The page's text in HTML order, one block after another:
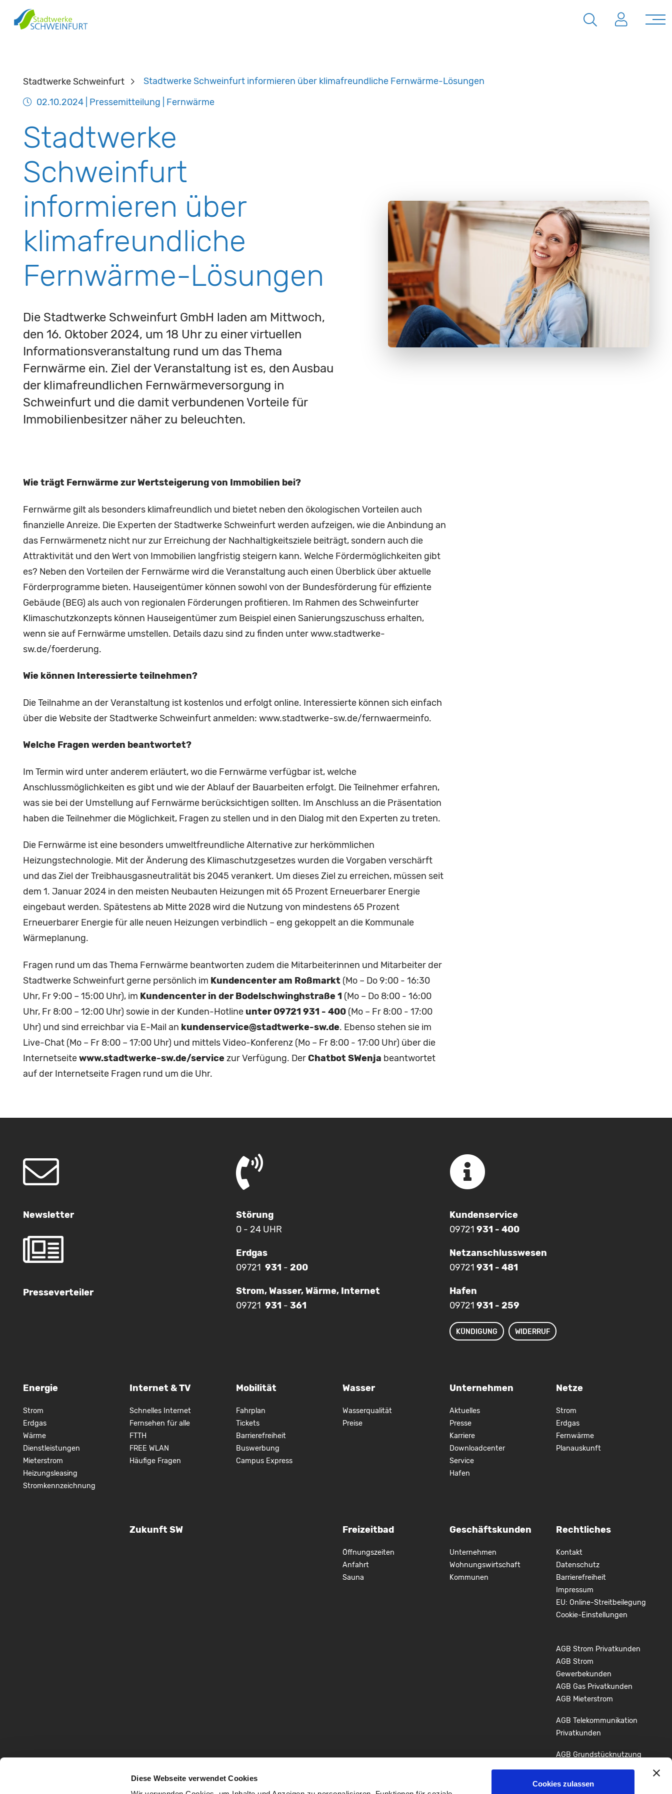
Diese Webseite verwendet Cookies
Cookies zulassen
Stadtwerke Schweinfurt
Stadtwerke Schweinfurt informieren über klimafreundliche Fernwärme-Lösungen
02.10.2024| Pressemitteilung | Fernwärme
Stadtwerke
Schweinfurt
informieren über
klimafreundliche
Fernwärme-Lösungen
Die Stadtwerke Schweinfurt GmbH laden am Mittwoch,
den 16. Oktober 2024, um 18 Uhr zu einer virtuellen
Informationsveranstaltung rund um das Thema
Fernwärme ein. Ziel der Veranstaltung ist es, den Ausbau
der klimafreundlichen Fernwärmeversorgung in
Schweinfurt und die damit verbundenen Vorteile für
Immobilienbesitzer näher zu beleuchten.
Wie trägt Fernwärme zur Wertsteigerung von Immobilien bei?
Fernwärme gilt als besonders klimafreundlich und bietet neben den ökologischen Vorteilen auch
finanzielle Anreize. Die Experten der Stadtwerke Schweinfurt werden aufzeigen, wie die Anbindung an
das Fernwärmenetz nicht nur zur Erreichung der Nachhaltigkeitsziele beiträgt, sondern auch die
Attraktivität und den Wert von Immobilien langfristig steigern kann. Welche Fördermöglichkeiten gibt
es? Neben den Vorteilen der Fernwärme wird die Veranstaltung auch einen Überblick über aktuelle
Förderprogramme bieten. Hauseigentümer können sowohl von der Bundesförderung für effiziente
Gebäude (BEG) als auch von regionalen Förderungen profitieren. Im Rahmen des Schweinfurter
Klimaschutzkonzepts können Hauseigentümer zum Beispiel einen Sanierungszuschuss erhalten,
wenn sie auf Fernwärme umstellen. Details dazu sind zu finden unter www.stadtwerke-
sw.de/foerderung.
Wie können Interessierte teilnehmen?
Die Teilnahme an der Veranstaltung ist kostenlos und erfolgt online. Interessierte können sich einfach
über die Website der Stadtwerke Schweinfurt anmelden: www.stadtwerke-sw.de/fernwaermeinfo.
Welche Fragen werden beantwortet?
Im Termin wird unter anderem erläutert, wo die Fernwärme verfügbar ist, welche
Anschlussmöglichkeiten es gibt und wie der Ablauf der Bauarbeiten erfolgt. Die Teilnehmer erfahren,
was sie bei der Umstellung auf Fernwärme berücksichtigen sollten. Im Anschluss an die Präsentation
haben die Teilnehmer die Möglichkeit, Fragen zu stellen und in den Dialog mit den Experten zu treten.
Die Fernwärme ist eine besonders umweltfreundliche Alternative zur herkömmlichen
Heizungstechnologie. Mit der Änderung des Klimaschutzgesetzes wurden die Vorgaben verschärft
und das Ziel der Treibhausgasneutralität bis 2045 verankert. Um dieses Ziel zu erreichen, müssen seit
dem 1. Januar 2024 in den meisten Neubauten Heizungen mit 65 Prozent Erneuerbarer Energie
eingebaut werden. Spätestens ab Mitte 2028 wird die Nutzung von mindestens 65 Prozent
Erneuerbarer Energie für alle neuen Heizungen verbindlich – eng gekoppelt an die Kommunale
Wärmeplanung.
Fragen rund um das Thema Fernwärme beantworten zudem die Mitarbeiterinnen und Mitarbeiter der
Stadtwerke Schweinfurt gerne persönlich im Kundencenter am Roßmarkt (Mo – Do 9:00 - 16:30
Uhr, Fr 9:00 – 15:00 Uhr), im Kundencenter in der Bodelschwinghstraße 1 (Mo – Do 8:00 - 16:00
Uhr, Fr 8:00 – 12:00 Uhr) sowie in der Kunden-Hotline unter 09721 931 - 400(Mo – Fr 8:00 - 17:00
Uhr) und sind erreichbar via E-Mail an kundenservice@stadtwerke-sw.de. Ebenso stehen sie im
Live-Chat (Mo – Fr 8:00 – 17:00 Uhr) und mittels Video-Konferenz (Mo – Fr 8:00 - 17:00 Uhr) über die
Internetseitewww.stadtwerke-sw.de/servicezur Verfügung. DerChatbot SWenja beantwortet
auf der Internetseite Fragen rund um die Uhr.
Newsletter
Presseverteiler
Störung
0 - 24 UHR
Erdgas
09721 931 -200
Strom, Wasser, Wärme, Internet
09721931 -361
Kundenservice
09721 931 - 400
Netzanschlusswesen
09721 931 - 481
Hafen
09721 931 - 259
KÜNDIGUNG WIDERRUF
Energie
Strom
Erdgas
Wärme
Dienstleistungen
Mieterstrom
Heizungsleasing
Stromkennzeichnung
Internet & TV
Schnelles Internet
Fernsehen für alle
FTTH
FREE WLAN
Häufige Fragen
Mobilität
Fahrplan
Tickets
Barrierefreiheit
Buswerbung
Campus Express
Wasser
Wasserqualität
Preise
Unternehmen
Aktuelles
Presse
Karriere
Downloadcenter
Service
Hafen
Netze
Strom
Erdgas
Fernwärme
Planauskunft
Zukunft SW Freizeitbad
Öffnungszeiten
Anfahrt
Sauna
Geschäftskunden
Unternehmen
Wohnungswirtschaft
Kommunen
Rechtliches
Kontakt
Datenschutz
Barrierefreiheit
Impressum
EU: Online-Streitbeilegung
Cookie-Einstellungen
AGB Strom Privatkunden
AGB Strom
Gewerbekunden
AGB Gas Privatkunden
AGB Mieterstrom
AGB Telekommunikation
Privatkunden
AGB Grundstücknutzung
Glasfaserausbau
Youtube